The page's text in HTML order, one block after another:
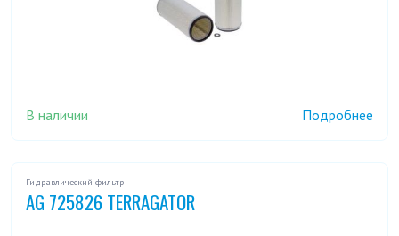
В наличии Подробнее
Гидравлический фильтр
AG 725826 TERRAGATOR